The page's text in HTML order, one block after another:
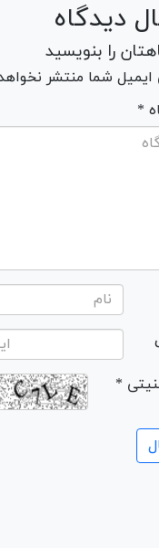
دیدگاه
را بنویسید
ایمیل شما منتشر